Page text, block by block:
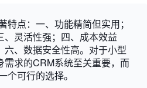
特点：一、功能精简但实用；
、灵活性强；四、成本效益
六、数据安全性高。对于小型
需求的CRM系统至关重要，而
个可行的选择。